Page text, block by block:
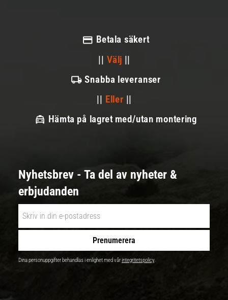
Betala säkert
|| Välj ||
Snabba leveranser
|| Eller ||
Hämta på lagret med/utan montering
Nyhetsbrev - Ta del av nyheter &
erbjudanden
Prenumerera
Dina personuppgifter behandlas i enlighet med vårintegritetspolicy.